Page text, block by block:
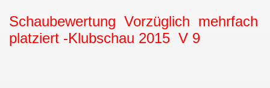
Schaubewertung Vorzüglich mehrfach
platziert -Klubschau 2015 V 9